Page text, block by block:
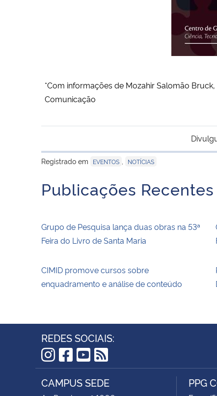
*Com informações de Mozahir Salomão
Comunicação
Registrado em
EVENTOS NOTÍCIAS
Publicações Recentes
Grupo de Pesquisa lança duas obras na 53ª
Feira do Livro de Santa Maria
CIMID promove cursos sobre
enquadramento e análise de conteúdo
REDES SOCIAIS:
Instagram
Facebook
YouTube
RSS
CAMPUS SEDE PPG